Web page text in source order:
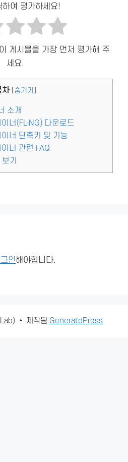
하여 평가하세요!
게시물을 가장 먼저 평가해 주
세요.
차 숨기기
소개
너(FLiNG) 다운로드
너 단축키 및 기능
너 관련 FAQ
기
인해야합니다.
• 제작됨 GeneratePress